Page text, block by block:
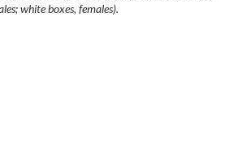
white boxes, females).